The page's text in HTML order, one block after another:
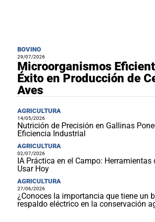
BOVINO
29/07/2026
Microorganismos
Éxito en Producción de
Aves
AGRICULTURA
14/05/2026
Nutrición de Precisión en Gallinas
Eficiencia Industrial
AGRICULTURA
02/07/2026
IA Práctica en el Campo: Herramientas
Usar Hoy
AGRICULTURA
27/06/2026
¿Conoces la importancia que tiene un
respaldo eléctrico en la conservación